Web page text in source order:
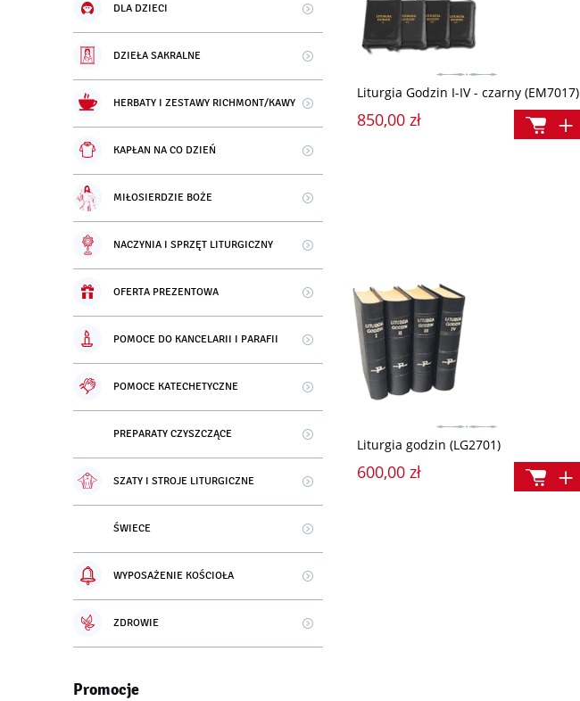
DLA DZIECI
DZIEŁA SAKRALNE
HERBATY I ZESTAWY RICHMONT/KAWY
KAPŁAN NA CO DZIEŃ
MIŁOSIERDZIE BOŻE
NACZYNIA I SPRZĘT LITURGICZNY
OFERTA PREZENTOWA
POMOCE DO KANCELARII I PARAFII
POMOCE KATECHETYCZNE
PREPARATY CZYSZCZĄCE
SZATY I STROJE LITURGICZNE
ŚWIECE
WYPOSAŻENIE KOŚCIOŁA
ZDROWIE
Promocje
Liturgia Godzin I-IV - czarny (EM7017)
850,00 zł
Liturgia godzin (LG2701)
600,00 zł